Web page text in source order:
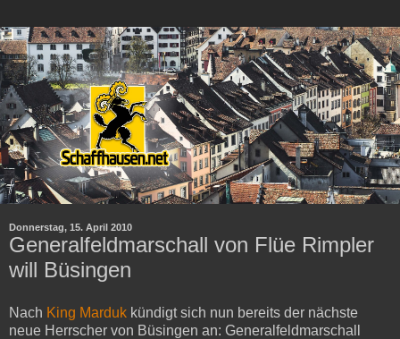
Donnerstag, 15. April 2010
Generalfeldmarschall von Flüe Rimpler
will Büsingen
Nach King Marduk kündigt sich nun bereits der nächste
neue Herrscher von Büsingen an: Generalfeldmarschall